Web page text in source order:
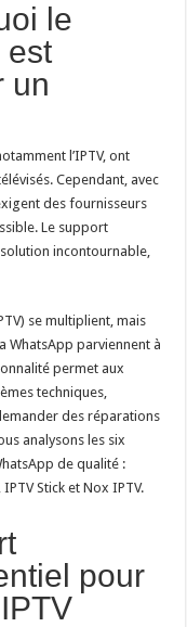
le
est
un
l’IPTV, ont
Cependant, avec
des fournisseurs
Le support
solution incontournable,
se multiplient, mais
WhatsApp parviennent à
permet aux
techniques,
des réparations
analysons les six
de qualité :
IPTV Stick et Nox IPTV.
pour